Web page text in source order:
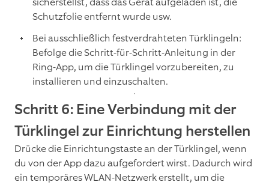
Schutzfolie entfernt wurde usw.
Bei ausschließlich festverdrahteten Türklingeln:
Befolge die Schritt-für-Schritt-Anleitung in der
Ring-App, um die Türklingel vorzubereiten, zu
installieren und einzuschalten.
Schritt 6: Eine Verbindung mit der
Türklingel zur Einrichtung herstellen
Drücke die Einrichtungstaste an der Türklingel, wenn
du von der App dazu aufgefordert wirst. Dadurch wird
ein temporäres WLAN-Netzwerk erstellt, um die